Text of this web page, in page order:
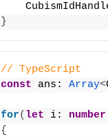
}
// TypeScript
const ans: Array<
for( let i: number
{